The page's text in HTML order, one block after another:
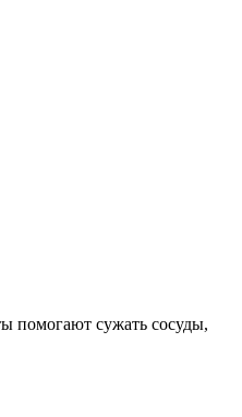
помогают сужать сосуды,